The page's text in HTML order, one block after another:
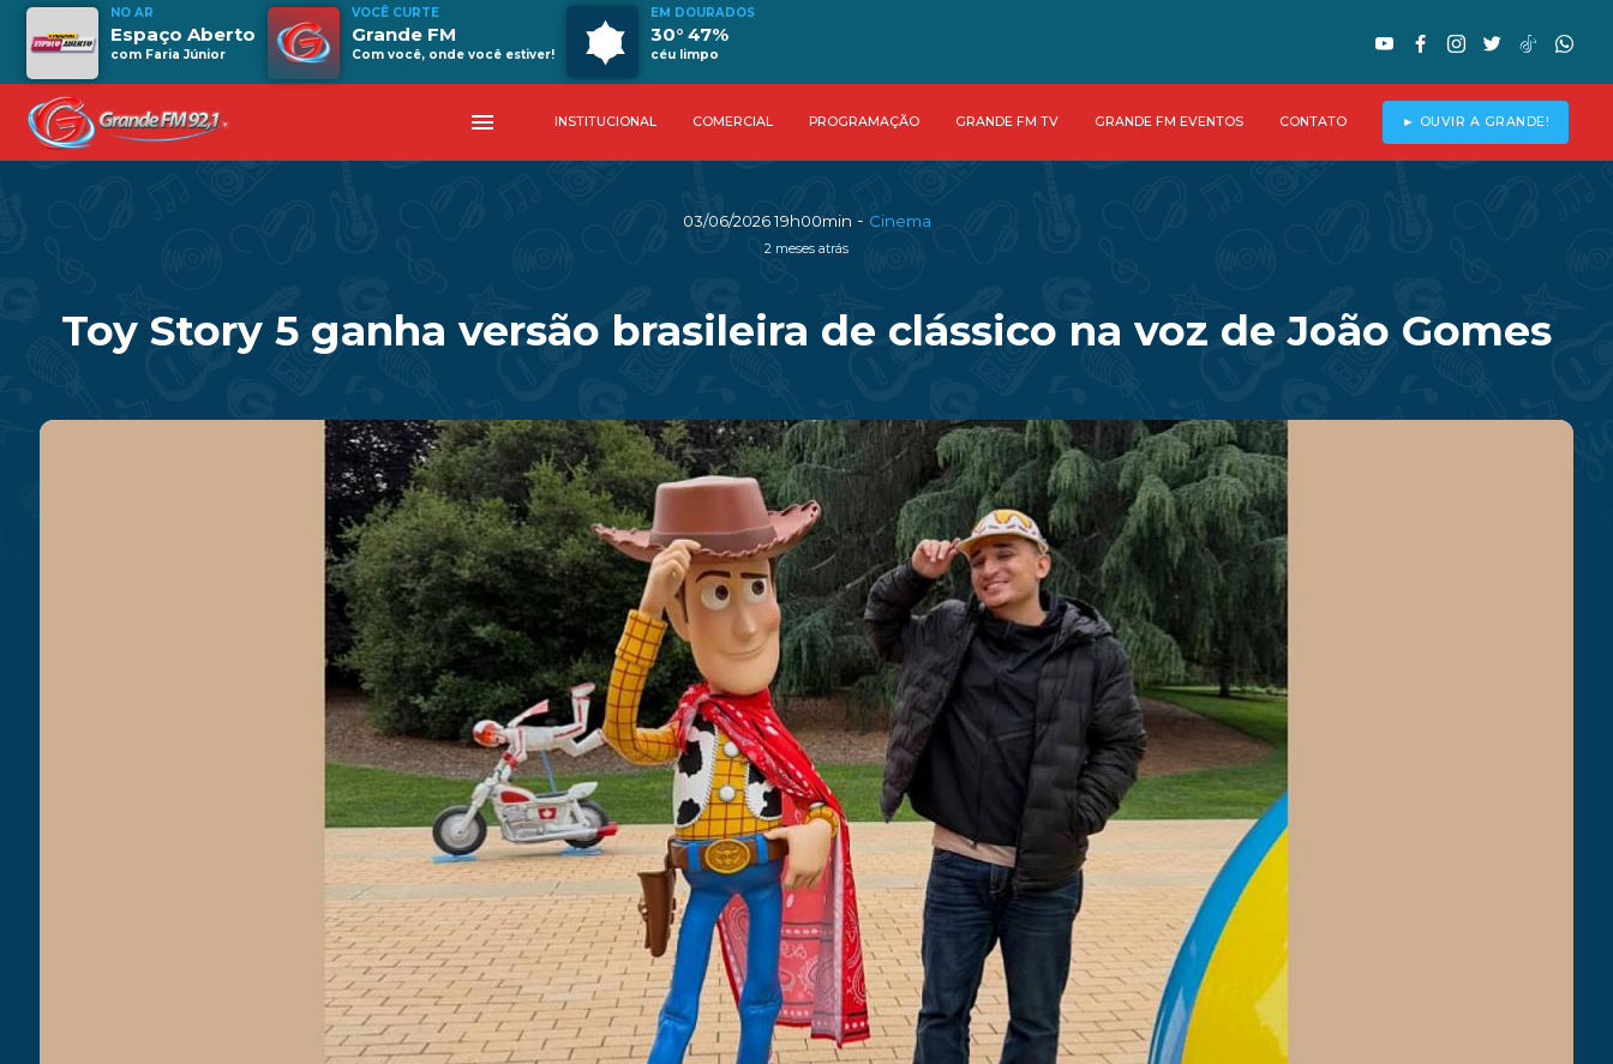
NO AR
Espaço Aberto
com Faria Júnior
VOCÊ CURTE
Grande FM
Com você, onde você estiver!
EM DOURADOS
30° 47%
céu limpo
menu INSTITUCIONAL COMERCIAL PROGRAMAÇÃO GRANDE FM TV GRANDE FM EVENTOS CONTATO ► OUVIR A GRANDE!
03/06/2026 19h00min - Cinema
2 meses atrás
Toy Story 5 ganha versão brasileira de clássico na voz de João Gomes